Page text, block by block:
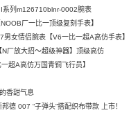
系列m126710blnr-0002腕表
厂一比一顶级复刻手表】
女情侣腕表【V6一比一超A高仿手表】
厂放大招～超级神器】顶级高仿
超A高仿万国青铜飞行员】
香甜气息
德 007 “子弹头”搭配织布带款 上市！